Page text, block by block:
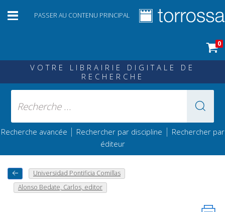
PASSER AU CONTENU PRINCIPAL
0
VOTRE LIBRAIRIE DIGITALE DE
RECHERCHE
Recherche avancée | Rechercher par discipline | Rechercher par
éditeur
Universidad Pontificia Comillas
Alonso Bedate, Carlos, editor